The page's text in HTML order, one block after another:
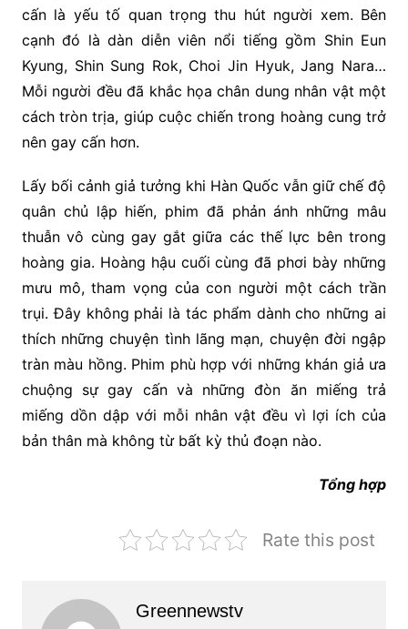
cấn là yếu tố quan trọng thu hút người xem. Bên
cạnh đó là dàn diễn viên nổi tiếng gồm Shin Eun
Kyung, Shin Sung Rok, Choi Jin Hyuk, Jang Nara…
Mỗi người đều đã khắc họa chân dung nhân vật một
cách tròn trịa, giúp cuộc chiến trong hoàng cung trở
nên gay cấn hơn.
Lấy bối cảnh giả tưởng khi Hàn Quốc vẫn giữ chế độ
quân chủ lập hiến, phim đã phản ánh những mâu
thuẫn vô cùng gay gắt giữa các thế lực bên trong
hoàng gia. Hoàng hậu cuối cùng đã phơi bày những
mưu mô, tham vọng của con người một cách trần
trụi. Đây không phải là tác phẩm dành cho những ai
thích những chuyện tình lãng mạn, chuyện đời ngập
tràn màu hồng. Phim phù hợp với những khán giả ưa
chuộng sự gay cấn và những đòn ăn miếng trả
miếng dồn dập với mỗi nhân vật đều vì lợi ích của
bản thân mà không từ bất kỳ thủ đoạn nào.
Tổng hợp
Rate this post
Greennewstv